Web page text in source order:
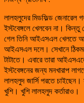
লালহলুদের মিডফিল্ড
ইস্টবেঙ্গলে খেলবেন না।
গেল তিনি আইএসএল খেলতে
আইএসএল দলে। সেখানে
টাটাতে। এবারে তারা
ইস্টবেঙ্গনের জন্য মনখারাপ
লালহলুদ জার্সি পরতে
খুশি। খুশি লালহলুদ কর্তারাও।